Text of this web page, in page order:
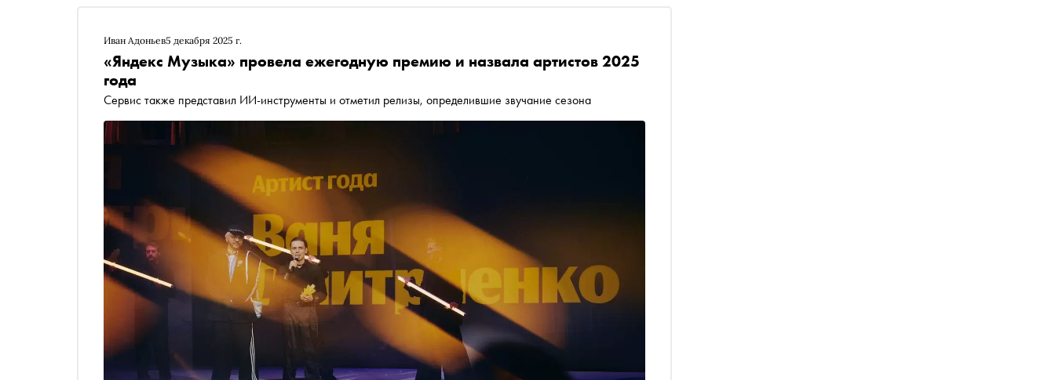
Иван Адоньев5 декабря 2025 г.
«Яндекс Музыка» провела ежегодную премию и назвала артистов 2025
года
Сервис также представил ИИ-инструменты и отметил релизы, определившие звучание сезона